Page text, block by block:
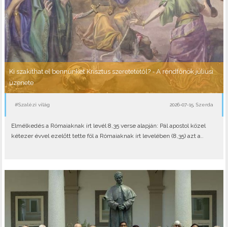
Ki szakíthat el bennünket Krisztus szeretetétől? - A rendfőnök júliusi
üzenete
#Szalézi világ 2026-07-15, Szerda
Elmélkedés a Rómaiaknak írt levél 8,35 verse alapján: Pál apostol közel
kétezer évvel ezelőtt tette föl a Rómaiaknak írt levelében (8,35) azt a..